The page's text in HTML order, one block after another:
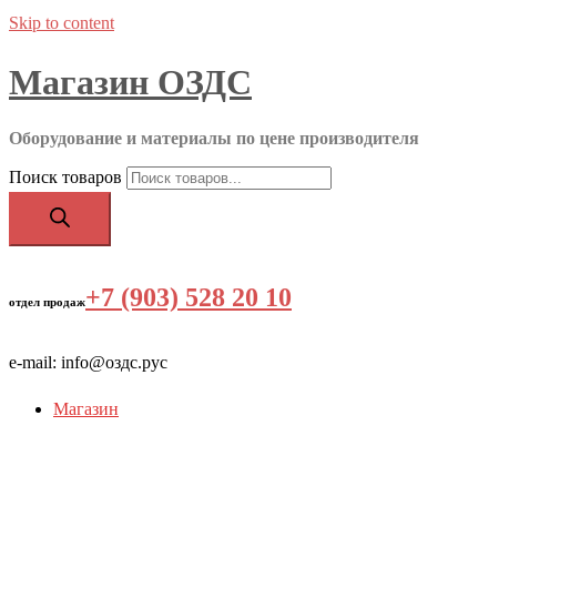
Skip to content
Магазин ОЗДС
Оборудование и материалы по цене производителя
Поиск товаров
отдел продаж+7 (903) 528 20 10
e-mail: info@оздс.рус
Магазин